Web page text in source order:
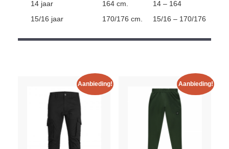
14 jaar 164 cm.
14 – 164
15/16 jaar
170/176 cm. 15/16 – 170/176
Aanbieding! Aanbieding!